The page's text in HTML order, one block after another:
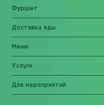
Фуршет
Доставка еды
Меню
Услуги
Для мероприятий